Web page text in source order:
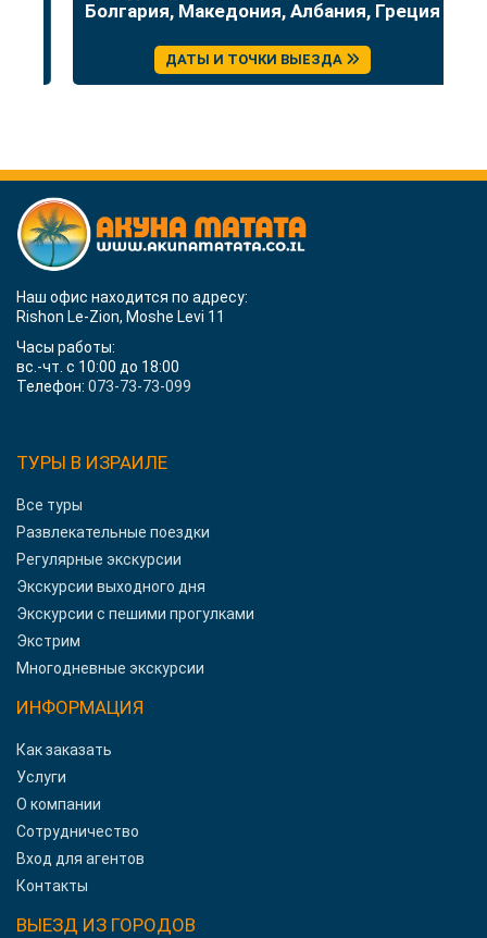
Болгария, Македония, Албания, Греция
ДАТЫ И ТОЧКИ ВЫЕЗДА
Наш офис находится по адресу:
Rishon Le-Zion, Moshe Levi 11
Часы работы:
вс.-чт. с 10:00 до 18:00
Телефон: 073-73-73-099
ТУРЫ В ИЗРАИЛЕ
Все туры
Развлекательные поездки
Регулярные экскурсии
Экскурсии выходного дня
Экскурсии с пешими прогулками
Экстрим
Многодневные экскурсии
ИНФОРМАЦИЯ
Как заказать
Услуги
О компании
Сотрудничество
Вход для агентов
Контакты
ВЫЕЗД ИЗ ГОРОДОВ